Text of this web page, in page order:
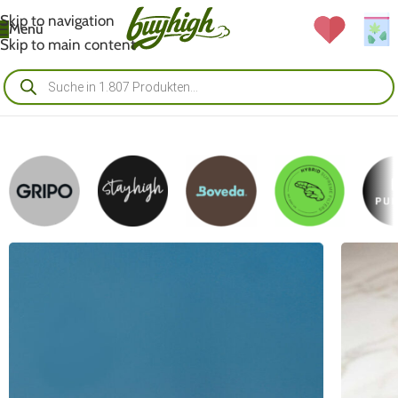
Skip to navigation
Skip to main content
Menü